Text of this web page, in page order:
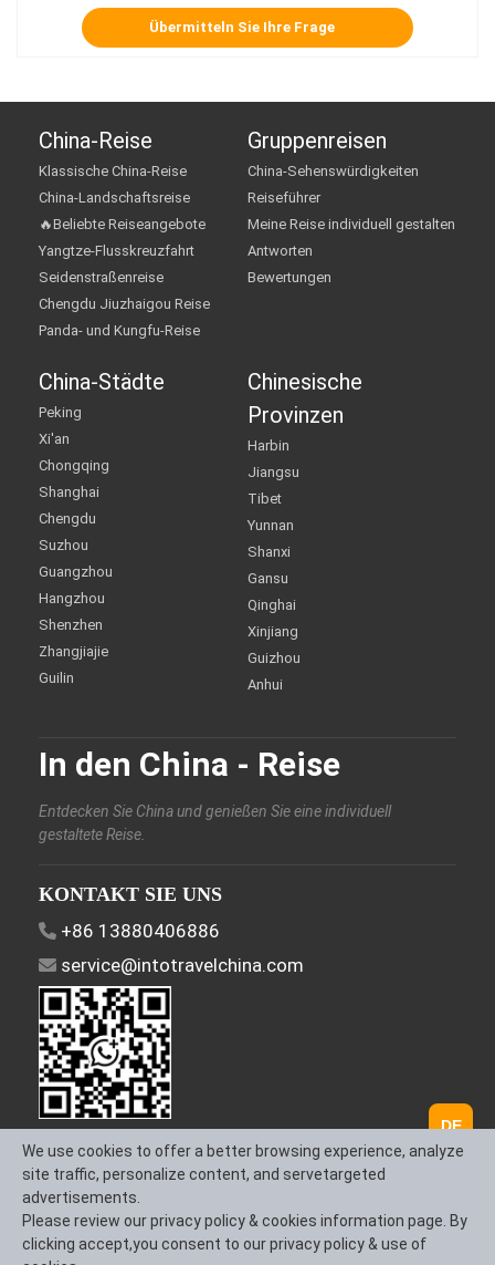
China-Reise
Klassische China-Reise
China-Landschaftsreise
🔥Beliebte Reiseangebote
Yangtze-Flusskreuzfahrt
Seidenstraßenreise
Chengdu Jiuzhaigou Reise
Panda- und Kungfu-Reise
Gruppenreisen
China-Sehenswürdigkeiten
Reiseführer
Meine Reise individuell gestalten
Antworten
Bewertungen
China-Städte
Peking
Xi'an
Chongqing
Shanghai
Chengdu
Suzhou
Guangzhou
Hangzhou
Shenzhen
Zhangjiajie
Guilin
Chinesische
Provinzen
Harbin
Jiangsu
Tibet
Yunnan
Shanxi
Gansu
Qinghai
Xinjiang
Guizhou
Anhui
In den China - Reise
Entdecken Sie China und genießen Sie eine individuell
gestaltete Reise.
KONTAKT SIE UNS
+86 13880406886
service@intotravelchina.com
FOLGEN SIE UNS
Über uns
DE
We use cookies to offer a better browsing experience, analyze
site traffic, personalize content, and servetargeted
advertisements.
Please review our privacy policy & cookies information page. By
clicking accept,you consent to our privacy policy & use of